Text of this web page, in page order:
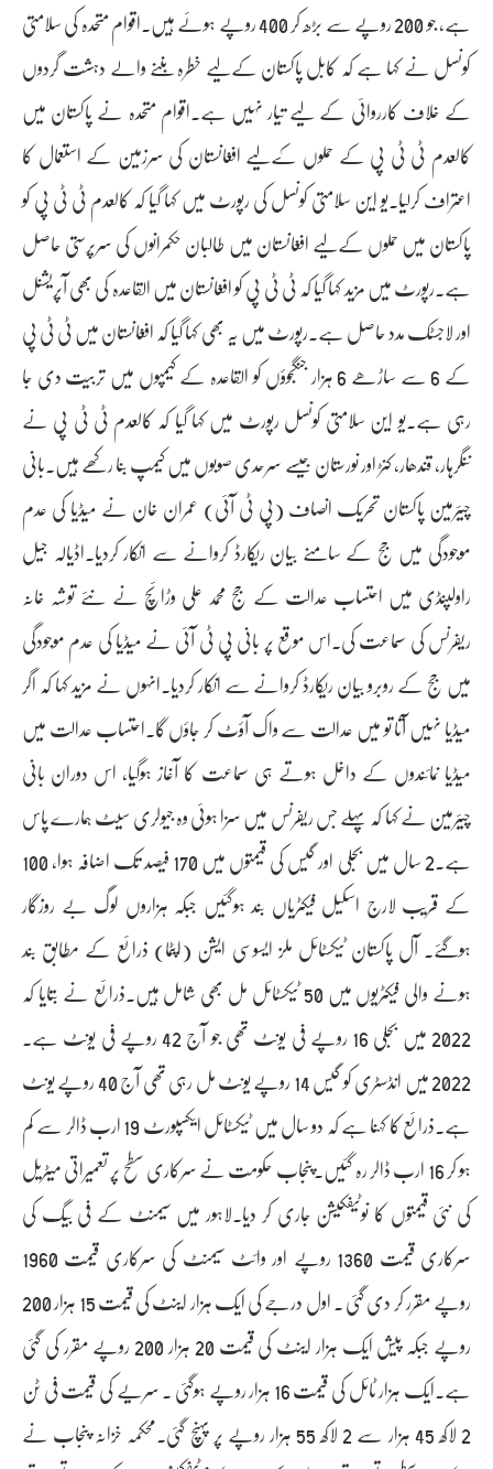
ہے، جو 200 روپے سے بڑھ کر 400 روپے ہوئے ہیں۔اقوام متحدہ کی سلامتی
کونسل نے کہا ہے کہ کابل پاکستان کےلیے خطرہ بننے والے دہشت گردوں
کے خلاف کارروائی کے لیے تیار نہیں ہے۔اقوام متحدہ نے پاکستان میں
کالعدم ٹی ٹی پی کے حملوں کےلیے افغانستان کی سرزمین کے استعمال کا
اعتراف کرلیا۔یو این سلامتی کونسل کی رپورٹ میں کہا گیا کہ کالعدم ٹی ٹی پی کو
پاکستان میں حملوں کےلیے افغانستان میں طالبان حکمرانوں کی سرپرستی حاصل
ہے۔رپورٹ میں مزید کہا گیا کہ ٹی ٹی پی کو افغانستان میں القاعدہ کی بھی آپریشنل
اور لاجسٹک مدد حاصل ہے۔رپورٹ میں یہ بھی کہا گیا کہ افغانستان میں ٹی ٹی پی
کے 6 سے ساڑھے 6 ہزار جنگجوؤں کو القاعدہ کے کیمپوں میں تربیت دی جا
رہی ہے۔یو این سلامتی کونسل رپورٹ میں کہا گیا کہ کالعدم ٹی ٹی پی نے
ننگرہار، قندھار، کنڑ اور نورستان جیسے سرحدی صوبوں میں کیمپ بنا رکھے ہیں۔بانی
چیئرمین پاکستان تحریک انصاف (پی ٹی آئی) عمران خان نے میڈیا کی عدم
موجودگی میں جج کے سامنے بیان ریکارڈ کروانے سے انکار کردیا۔اڈیالہ جیل
راولپنڈی میں احتساب عدالت کے جج محمد علی وڑائچ نے نئے توشہ خانہ
ریفرنس کی سماعت کی۔اس موقع پر بانی پی ٹی آئی نے میڈیا کی عدم موجودگی
میں جج کے روبرو بیان ریکارڈ کروانے سے انکار کردیا۔انہوں نے مزید کہا کہ اگر
میڈیا نہیں آتا تو میں عدالت سے واک آؤٹ کر جاؤں گا۔احتساب عدالت میں
میڈیا نمائندوں کے داخل ہوتے ہی سماعت کا آغاز ہوگیا، اس دوران بانی
چیئرمین نے کہا کہ پہلے جس ریفرنس میں سزا ہوئی وہ جیولری سیٹ ہمارے پاس
ہے۔2 سال میں بجلی اور گیس کی قیمتوں میں 170 فیصد تک اضافہ ہوا، 100
کے قریب لارج اسکیل فیکٹریاں بند ہوگئیں جبکہ ہزاروں لوگ بے روزگار
ہوگئے۔ آل پاکستان ٹیکسٹائل ملز ایسوسی ایشن (اپٹما) ذرائع کے مطابق بند
ہونے والی فیکٹریوں میں 50 ٹیکسٹائل مل بھی شامل ہیں۔ذرائع نے بتایا کہ
2022 میں بجلی 16 روپے فی یونٹ تھی جو آج 42 روپے فی یونٹ ہے۔
2022 میں انڈسٹری کو گیس 14 روپے یونٹ مل رہی تھی آج 40 روپے یونٹ
ہے۔ذرائع کا کہنا ہے کہ دو سال میں ٹیکسٹائل ایکسپورٹ 19 ارب ڈالر سے کم
ہو کر 16 ارب ڈالر رہ گئیں۔پنجاب حکومت نے سرکاری سطح پر تعمیراتی میٹریل
کی نئی قیمتوں کا نوٹیفکیشن جاری کر دیا۔لاہور میں سیمنٹ کے فی بیگ کی
سرکاری قیمت 1360 روپے اور وائٹ سیمنٹ کی سرکاری قیمت 1960
روپے مقرر کر دی گئی ۔ اول درجے کی ایک ہزار اینٹ کی قیمت 15 ہزار 200
روپے جبکہ پیش ایک ہزار اینٹ کی قیمت 20 ہزار 200 روپے مقرر کی گئی
ہے۔ایک ہزار ٹائل کی قیمت 16 ہزار روپے ہوگئی ۔ سریے کی قیمت فی ٹن
2 لاکھ 45 ہزار سے 2 لاکھ 55 ہزار روپے پر پہنچ گئی۔محکمہ خزانہ پنجاب نے